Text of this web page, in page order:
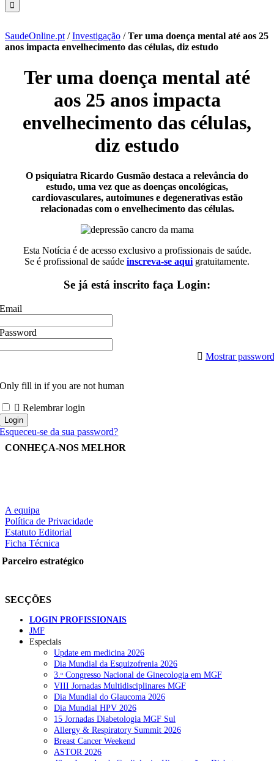
SaudeOnline.pt /Investigação /Ter uma doença mental até aos 25
anos impacta envelhecimento das células, diz estudo
Ter uma doença mental até
aos 25 anos impacta
envelhecimento das células,
diz estudo
O psiquiatra Ricardo Gusmão destaca a relevância do
estudo, uma vez que as doenças oncológicas,
cardiovasculares, autoimunes e degenerativas estão
relacionadas com o envelhecimento das células.
Esta Notícia é de acesso exclusivo a profissionais de saúde.
Se é profissional de saúde inscreva-se aqui gratuitamente.
Se já está inscrito faça Login:
Email
Password
Mostrar password
Only fill in if you are not human
Relembrar login
Esqueceu-se da sua password?
CONHEÇA-NOS MELHOR
A equipa
Política de Privacidade
Estatuto Editorial
Ficha Técnica
Parceiro estratégico
SECÇÕES
LOGIN PROFISSIONAIS
JMF
Especiais
Update em medicina 2026
Dia Mundial da Esquizofrenia 2026
3.ᵒ Congresso Nacional de Ginecologia em MGF
VIII Jornadas Multidisciplinares MGF
Dia Mundial do Glaucoma 2026
Dia Mundial HPV 2026
15 Jornadas Diabetologia MGF Sul
Allergy & Respiratory Summit 2026
Breast Cancer Weekend
ASTOR 2026